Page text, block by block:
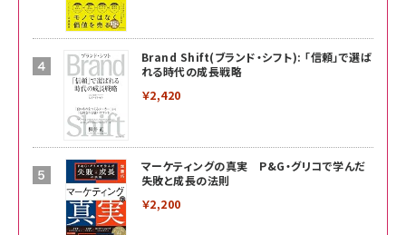
Brand Shift(ブランド・シフト): 「信頼」で選ば
れる時代の成長戦略
￥2,420
マーケティングの真実 P&G・グリコで学んだ
失敗と成長の法則
￥2,200